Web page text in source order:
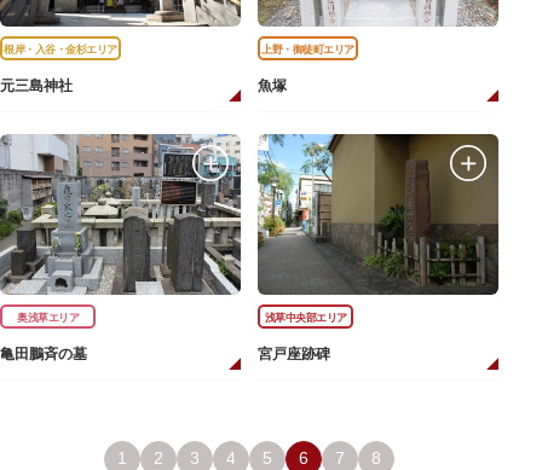
根岸・入谷・金杉エリア
元三島神社
上野・御徒町エリア
魚塚
奥浅草エリア
亀田鵬斉の墓
浅草中央部エリア
宮戸座跡碑
1 2 3 4 5 6 7 8